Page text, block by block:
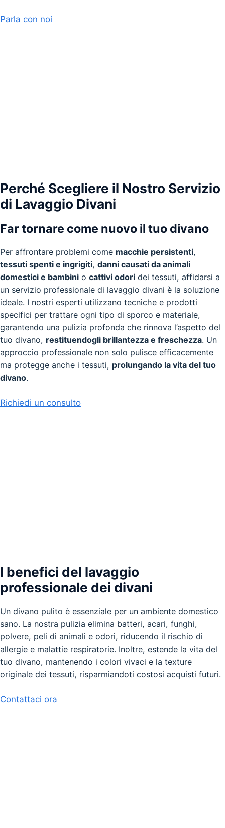
Parla con noi
Perché Scegliere il Nostro Servizio
di Lavaggio Divani
Far tornare come nuovo il tuo divano
Per affrontare problemi come macchie persistenti,
tessuti spenti e ingrigiti, danni causati da animali
domestici e bambini o cattivi odori dei tessuti, affidarsi a
un servizio professionale di lavaggio divani è la soluzione
ideale. I nostri esperti utilizzano tecniche e prodotti
specifici per trattare ogni tipo di sporco e materiale,
garantendo una pulizia profonda che rinnova l’aspetto del
tuo divano, restituendogli brillantezza e freschezza. Un
approccio professionale non solo pulisce efficacemente
ma protegge anche i tessuti, prolungando la vita del tuo
divano.
Richiedi un consulto
I benefici del lavaggio
professionale dei divani
Un divano pulito è essenziale per un ambiente domestico
sano. La nostra pulizia elimina batteri, acari, funghi,
polvere, peli di animali e odori, riducendo il rischio di
allergie e malattie respiratorie. Inoltre, estende la vita del
tuo divano, mantenendo i colori vivaci e la texture
originale dei tessuti, risparmiandoti costosi acquisti futuri.
Contattaci ora